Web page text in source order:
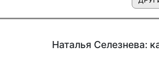
Наталья Селезнева: